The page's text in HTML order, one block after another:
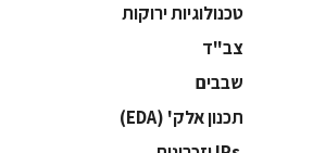
‫טכנולוגיות ירוקות‬
‫צב"ד‬
‫שבבים‬
‫תכנון אלק' (‪(EDA‬‬